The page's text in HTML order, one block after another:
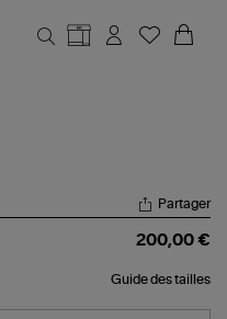
Partager
200,00 €
Guide des tailles